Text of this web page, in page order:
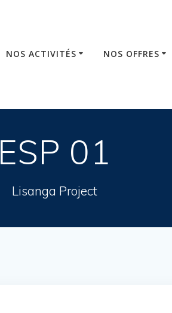
NOS ACTIVITÉS NOS OFFRES
ESP 01
Lisanga Project